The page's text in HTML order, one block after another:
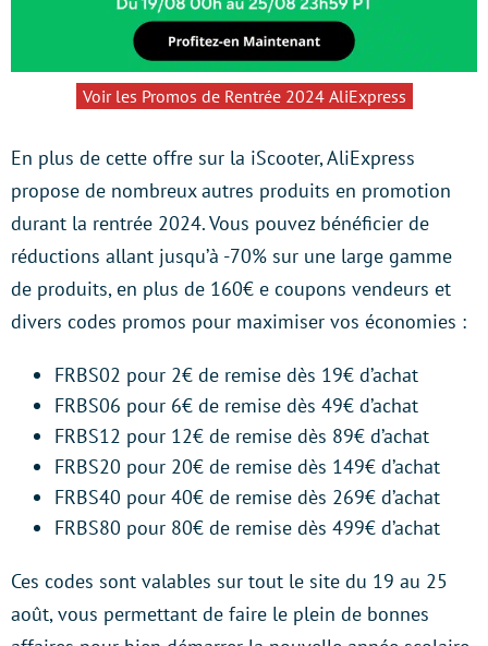
Voir les Promos de Rentrée 2024 AliExpress
En plus de cette offre sur la iScooter, AliExpress
propose de nombreux autres produits en promotion
durant la rentrée 2024. Vous pouvez bénéficier de
réductions allant jusqu’à -70% sur une large gamme
de produits, en plus de 160€ e coupons vendeurs et
divers codes promos pour maximiser vos économies :
FRBS02 pour 2€ de remise dès 19€ d’achat
FRBS06 pour 6€ de remise dès 49€ d’achat
FRBS12 pour 12€ de remise dès 89€ d’achat
FRBS20 pour 20€ de remise dès 149€ d’achat
FRBS40 pour 40€ de remise dès 269€ d’achat
FRBS80 pour 80€ de remise dès 499€ d’achat
Ces codes sont valables sur tout le site du 19 au 25
août, vous permettant de faire le plein de bonnes